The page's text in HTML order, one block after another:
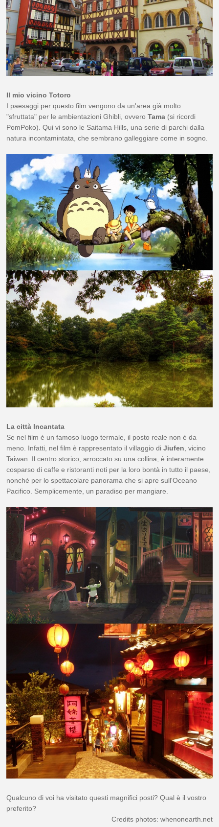
Il mio vicino Totoro
I paesaggi per questo film vengono da un'area già molto
"sfruttata" per le ambientazioni Ghibli, ovveroTama (si ricordi
PomPoko). Qui vi sono le Saitama Hills, una serie di parchi dalla
natura incontamintata, che sembrano galleggiare come in sogno.
La città Incantata
Se nel film è un famoso luogo termale, il posto reale non è da
meno. Infatti, nel film è rappresentato il villaggio diJiufen, vicino
Taiwan. Il centro storico, arroccato su una collina, è interamente
cosparso di caffe e ristoranti noti per la loro bontà in tutto il paese,
nonché per lo spettacolare panorama che si apre sull'Oceano
Pacifico. Semplicemente, un paradiso per mangiare.
Qualcuno di voi ha visitato questi magnifici posti? Qual è il vostro
preferito?
Credits photos: whenonearth.net